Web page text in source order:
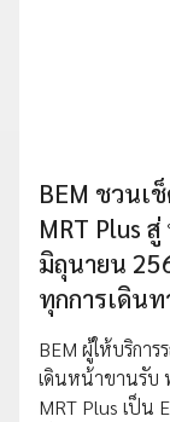
BEM ชวนเ
MRT Plus
มิถุนายน
ทุกการเดิน
BEM ผู้ให้บริกา
เดินหน้าขานรับ
MRT Plus เป็น